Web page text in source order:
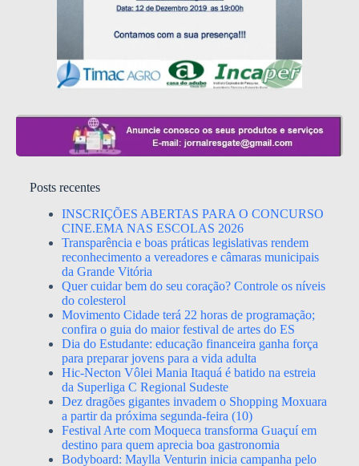
Posts recentes
INSCRIÇÕES ABERTAS PARA O CONCURSO
CINE.EMA NAS ESCOLAS 2026
Transparência e boas práticas legislativas rendem
reconhecimento a vereadores e câmaras municipais
da Grande Vitória
Quer cuidar bem do seu coração? Controle os níveis
do colesterol
Movimento Cidade terá 22 horas de programação;
confira o guia do maior festival de artes do ES
Dia do Estudante: educação financeira ganha força
para preparar jovens para a vida adulta
Hic-Necton Vôlei Mania Itaquá é batido na estreia
da Superliga C Regional Sudeste
Dez dragões gigantes invadem o Shopping Moxuara
a partir da próxima segunda-feira (10)
Festival Arte com Moqueca transforma Guaçuí em
destino para quem aprecia boa gastronomia
Bodyboard: Maylla Venturin inicia campanha pelo